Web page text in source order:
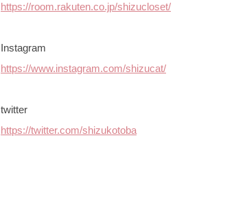
https://room.rakuten.co.jp/shizucloset/
Instagram
https://www.instagram.com/shizucat/
twitter
https://twitter.com/shizukotoba